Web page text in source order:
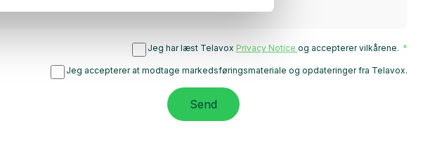
Jeg har læst Telavox Privacy Notice og accepterer vilkårene.
Jeg accepterer at modtage markedsføringsmateriale og opdateringer fra Telavox.
Send